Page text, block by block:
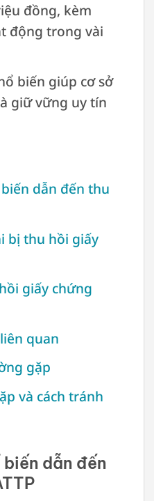
đồng, kèm
động trong vài
biến giúp cơ sở
giữ vững uy tín
dẫn đến thu
bị thu hồi giấy
giấy chứng
quan
gặp
và cách tránh
dẫn đến